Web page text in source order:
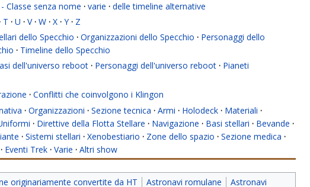
Classe senza nome · varie · delle timeline alternative
T · U · V · W · X · Y · Z
dello Specchio · Organizzazioni dello Specchio · Personaggi dello
· Timeline dello Specchio
dell'universo reboot · Personaggi dell'universo reboot · Pianeti
· Conflitti che coinvolgono i Klingon
· Organizzazioni · Sezione tecnica · Armi · Holodeck · Materiali ·
· Direttive della Flotta Stellare · Navigazione · Basi stellari · Bevande ·
· Sistemi stellari · Xenobestiario · Zone dello spazio · Sezione medica ·
· Eventi Trek · Varie · Altri show
originariamente convertite da HT Astronavi romulane Astronavi